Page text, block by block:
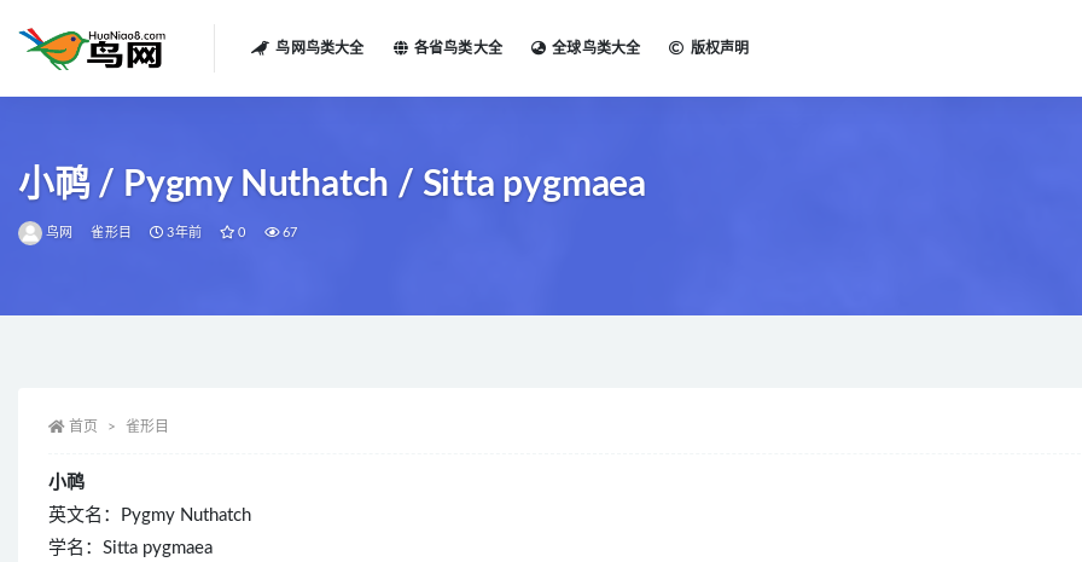
鸟网鸟类大全 各省鸟类大全 全球鸟类大全 版权声明
小䴓 / Pygmy Nuthatch / Sitta pygmaea
鸟网 雀形目 3年前 0 67
首页 雀形目
小䴓
英文名：Pygmy Nuthatch
学名：Sitta pygmaea